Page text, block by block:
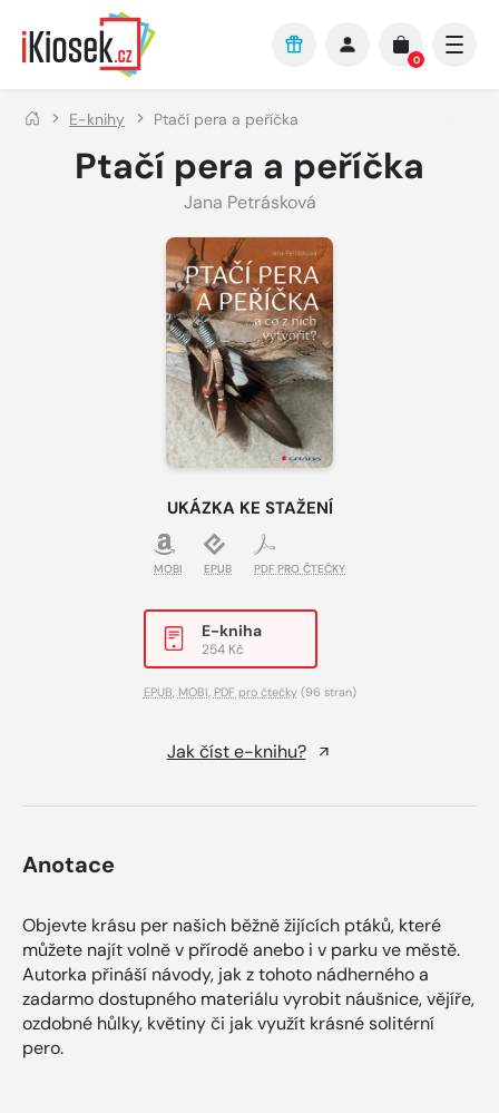
Přejít na hlavní obsah
0
E-knihy Ptačí pera a peříčka
Ptačí pera a peříčka
Jana Petrásková
UKÁZKA KE STAŽENÍ
MOBI EPUB PDF PRO ČTEČKY
E-kniha
254 Kč
EPUB, MOBI, PDF pro čtečky(96 stran)
Jak číst e-knihu?
Anotace
Objevte krásu per našich běžně žijících ptáků, které
můžete najít volně v přírodě anebo i v parku ve městě.
Autorka přináší návody, jak z tohoto nádherného a
zadarmo dostupného materiálu vyrobit náušnice, vějíře,
ozdobné hůlky, květiny či jak využít krásné solitérní
pero.